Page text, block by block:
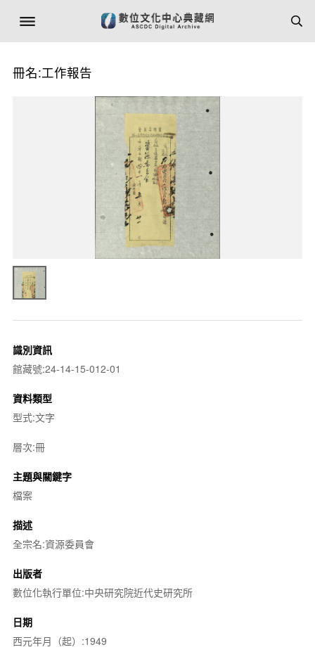
冊名:工作報告
識別資訊
館藏號:24-14-15-012-01
資料類型
型式:文字
層次:冊
主題與關鍵字
檔案
描述
全宗名:資源委員會
出版者
數位化執行單位:中央研究院近代史研究所
日期
西元年月（起）:1949